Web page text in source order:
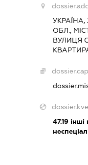
ОБЛ.,
ВУЛИЦЯ
47.19 інші